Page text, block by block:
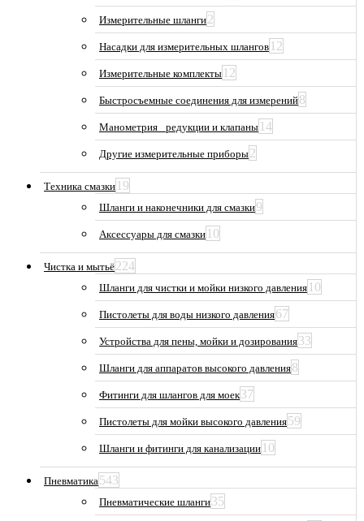
Измерительные шланги2
Насадки для измерительных шлангов 12
Измерительные комплекты 12
Быстросъемные соединения для измерений8
Манометрия_ редукции и клапаны 14
Другие измерительные приборы2
Техника смазки 19
Шланги и наконечники для смазки9
Аксессуары для смазки 10
Чистка и мытьё224
Шланги для чистки и мойки низкого давления 10
Пистолеты для воды низкого давления67
Устройства для пены, мойки и дозирования33
Шланги для аппаратов высокого давления8
Фитинги для шлангов для моек37
Пистолеты для мойки высокого давления59
Шланги и фитинги для канализации 10
Пневматика 543
Пневматические шланги35